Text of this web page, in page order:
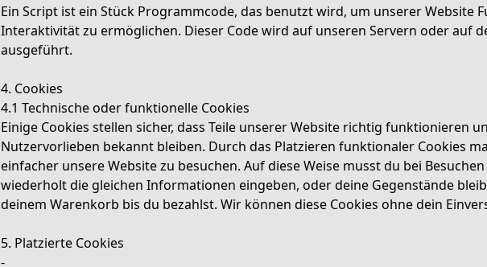
Ein Script ist ein Stück Programmcode, das benutzt wird, um unserer Website
Interaktivität zu ermöglichen. Dieser Code wird auf unseren Servern oder auf
ausgeführt.
4. Cookies
4.1 Technische oder funktionelle Cookies
Einige Cookies stellen sicher, dass Teile unserer Website richtig funktionieren
Nutzervorlieben bekannt bleiben. Durch das Platzieren funktionaler Cookies
einfacher unsere Website zu besuchen. Auf diese Weise musst du bei
wiederholt die gleichen Informationen eingeben, oder deine Gegenstände
deinem Warenkorb bis du bezahlst. Wir können diese Cookies ohne dein
5. Platzierte Cookies
-